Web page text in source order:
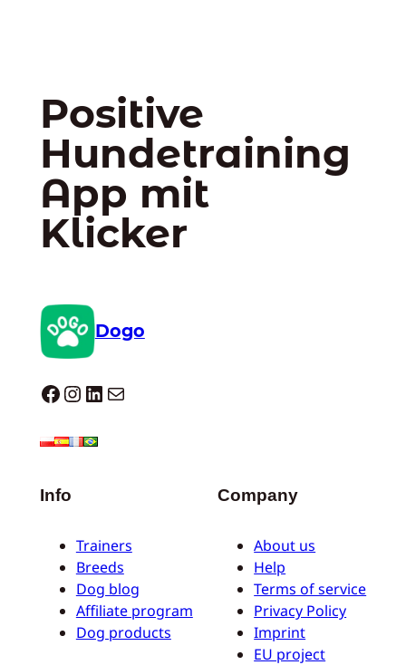
Positive
Hundetraining
App mit
Klicker
Dogo
Dogo facebook InstagramLinkedIn E-Mail
Info
Trainers
Breeds
Dog blog
Affiliate program
Dog products
Company
About us
Help
Terms of service
Privacy Policy
Imprint
EU project